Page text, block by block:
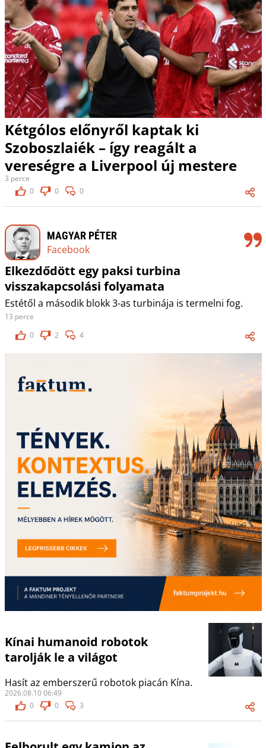
Kétgólos előnyről kaptak ki
Szoboszlaiék – így reagált a
vereségre a Liverpool új mestere
3 perce
0
0 0
MAGYAR PÉTER
Facebook
Elkezdődött egy paksi turbina
visszakapcsolási folyamata
Estétől a második blokk 3-as turbinája is termelni fog.
13 perce
0
2 4
Kínai humanoid robotok
tarolják le a világot
Hasít az emberszerű robotok piacán Kína.
2026.08.10 06:49
0
0 3